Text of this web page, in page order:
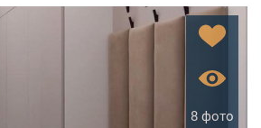
8 фото